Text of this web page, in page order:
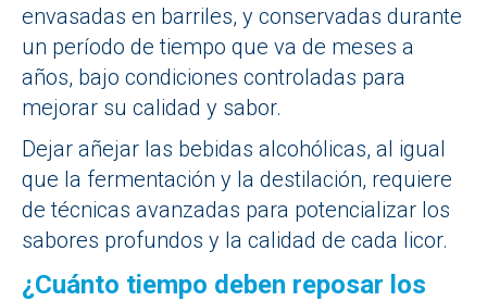
envasadas en barriles, y conservadas durante
un período de tiempo que va de meses a
años, bajo condiciones controladas para
mejorar su calidad y sabor.
Dejar añejar las bebidas alcohólicas, al igual
que la fermentación y la destilación, requiere
de técnicas avanzadas para potencializar los
sabores profundos y la calidad de cada licor.
¿Cuánto tiempo deben reposar los